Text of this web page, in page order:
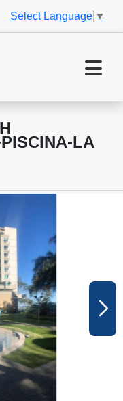
Select Language ▼
LA